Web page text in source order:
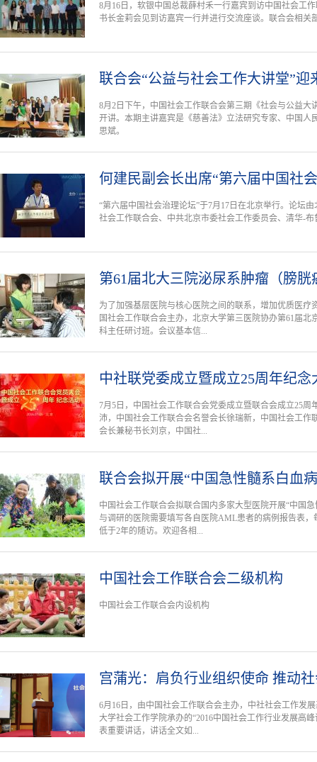
8月16日，软银中国总裁薛村禾一行嘉宾到访中国社会工
书长金莉会见到访嘉宾一行并进行交流座谈。联合会相关
联合会“公益与社会工作大讲堂”迎
8月2日下午，中国社会工作联合会第三期《社会与公益
开讲。本期主讲嘉宾是《慈善法》立法研究专家、中国人
思斌。
何建民副会长出席“第六届中国社
“第六届中国社会治理论坛”于7月17日在北京举行。论坛
社会工作联合会、中共北京市委社会工作委员会、清华-
第61届北大三院泌尿系肿瘤（膀胱
为了加强基层医院与核心医院之间的联系，增加优质医疗
国社会工作联合会主办，北京大学第三医院协办第61届
科主任研讨班。会议基本信...
中社联党委成立暨成立25周年纪念
7月5日，中国社会工作联合会党委成立暨联合会成立25
沛，中国社会工作联合会名誉会长徐瑞新，中国社会工作
会长兼秘书长刘京，中国社...
联合会拟开展“中国急性髓系白血
中国社会工作联合会拟联合国内多家大型医院开展“中国
与调研的医院需要填写各自医院AML患者的病例报告表
低于2年的随访。欢迎各相...
中国社会工作联合会二级机构
中国社会工作联合会内设机构
宫蒲光：肩负行业组织使命 推动
6月16日，由中国社会工作联合会主办，中社社会工作发
大学社会工作学院承办的“2016中国社会工作行业发展高
表重要讲话，讲话全文如...